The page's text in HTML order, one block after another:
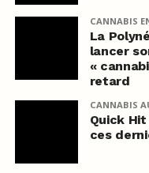
CANNABIS
La
lancer
«
retard
CANNABIS
Quick
ces